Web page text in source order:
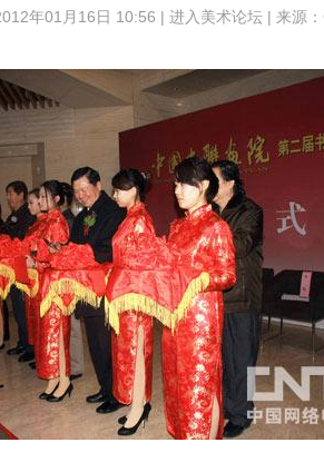
年01月16日 10:56 | 进入美术论坛| 来源